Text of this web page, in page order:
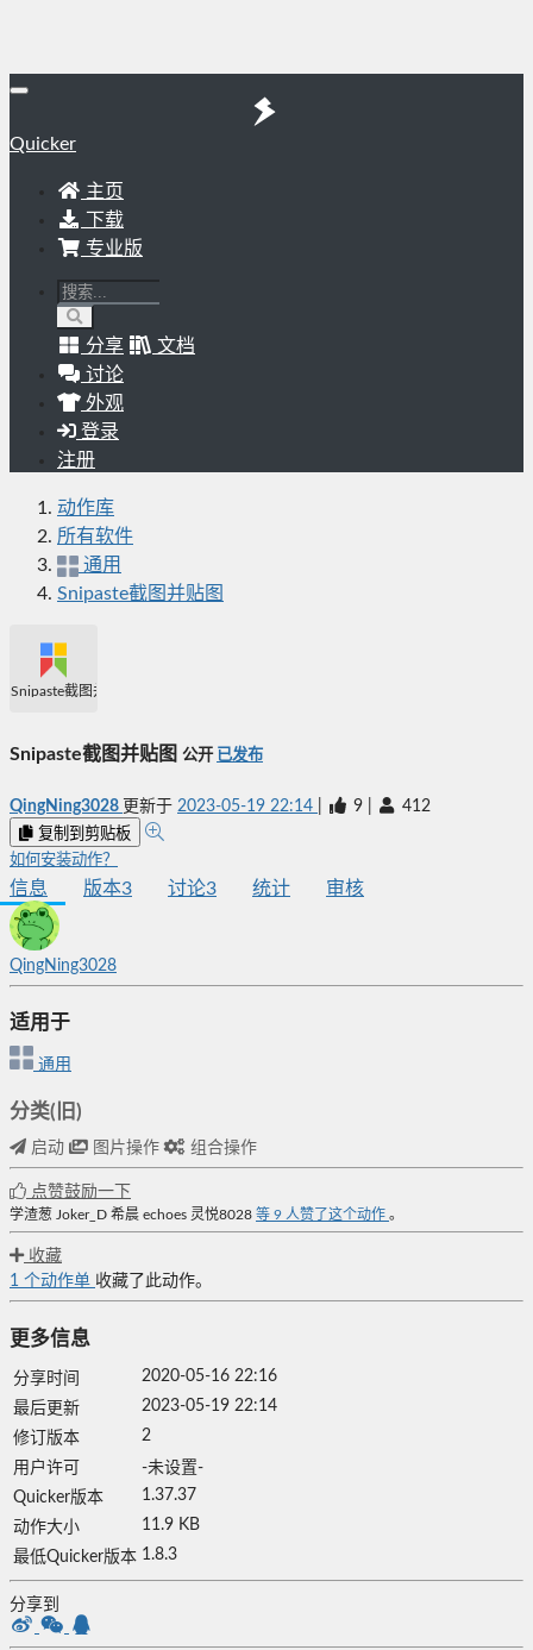
Quicker
主页
下载
专业版
分享
文档
讨论
外观
登录
注册
动作库
所有软件
通用
Snipaste截图并贴图
Snipaste截图并贴图
Snipaste截图并贴图 公开 已发布
QingNing3028 更新于 2023-05-19 22:14 9 412
复制到剪贴板
如何安装动作？
信息 版本3 讨论3 统计 审核
QingNing3028
适用于
通用
分类(旧)
启动 图片操作 组合操作
点赞鼓励一下
学渣葱 Joker_D 希晨 echoes 灵悦8028 等 9 人赞了这个动作 。
收藏
1 个动作单 收藏了此动作。
更多信息
分享时间
2020-05-16 22:16
最后更新
2023-05-19 22:14
修订版本
2
用户许可
-未设置-
Quicker版本
1.37.37
动作大小
11.9 KB
最低Quicker版本 1.8.3
分享到